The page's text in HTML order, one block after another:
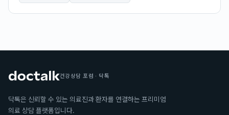
건강상담 포럼 · 닥톡
닥톡은 신뢰할 수 있는 의료진과 환자를 연결하는 프리미엄
의료 상담 플랫폼입니다.